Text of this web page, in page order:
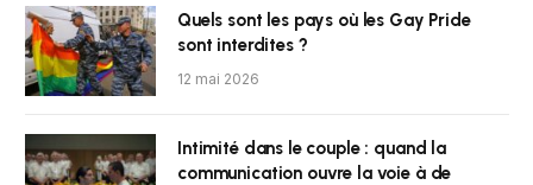
Quels sont les pays où les Gay Pride
sont interdites ?
12 mai 2026
Intimité dans le couple : quand la
communication ouvre la voie à de